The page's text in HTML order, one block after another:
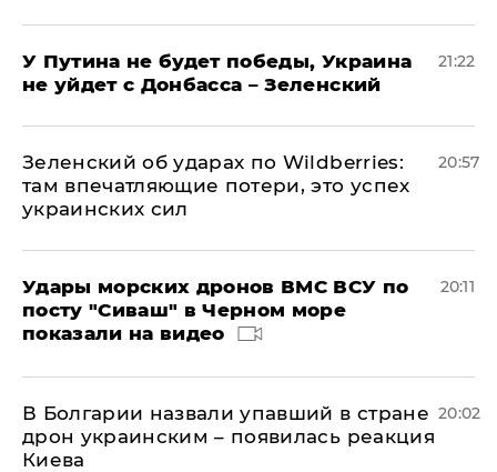
У Путина не будет победы, Украина
не уйдет с Донбасса – Зеленский
21:22
Зеленский об ударах по Wildberries:
там впечатляющие потери, это успех
украинских сил
20:57
Удары морских дронов ВМС ВСУ по
посту "Сиваш" в Черном море
показали на видео
20:11
В Болгарии назвали упавший в стране
дрон украинским – появилась реакция
Киева
20:02